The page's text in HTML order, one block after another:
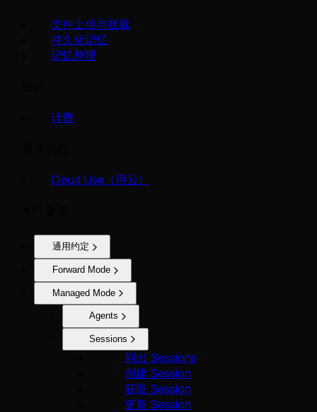
文件上传与挂载
持久化记忆
记忆整理
计费
Cloud Use（用云）
通用约定
Forward Mode
Managed Mode
Agents
Sessions
列出 Sessions
创建 Session
获取 Session
更新 Session